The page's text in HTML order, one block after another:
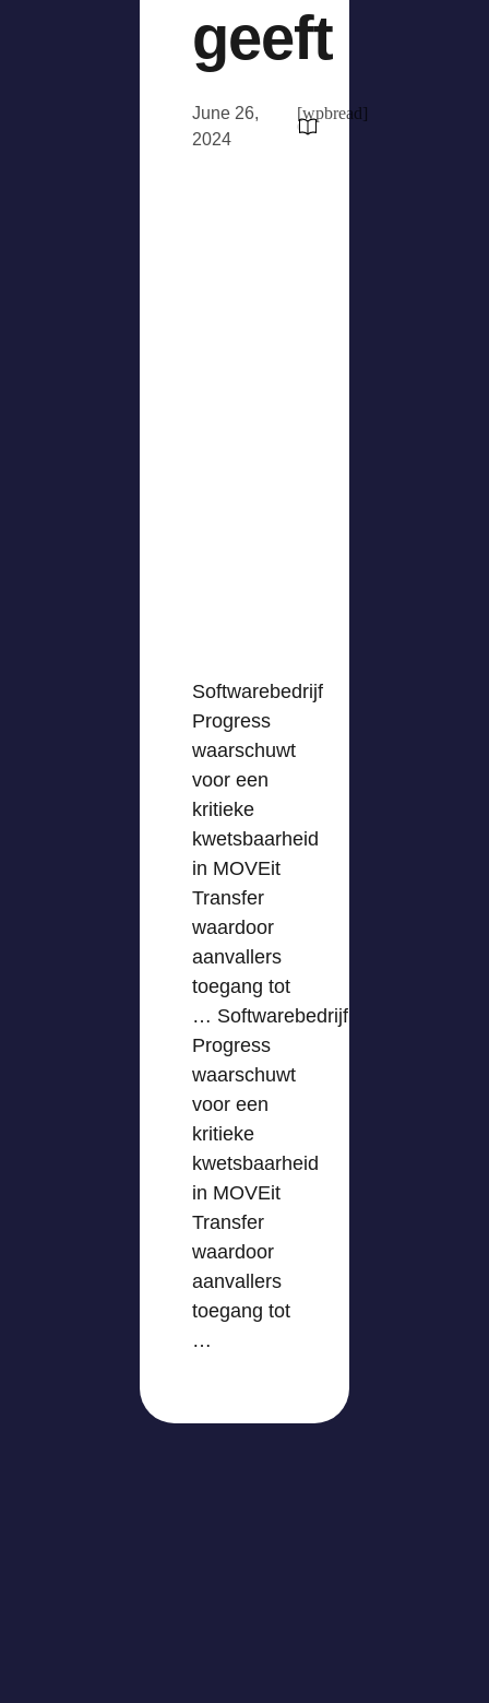
geeft
June 26,
2024
[wpbread]
Softwarebedrijf
Progress
waarschuwt
voor een
kritieke
kwetsbaarheid
in MOVEit
Transfer
waardoor
aanvallers
toegang tot
… Softwarebedrijf
Progress
waarschuwt
voor een
kritieke
kwetsbaarheid
in MOVEit
Transfer
waardoor
aanvallers
toegang tot
…